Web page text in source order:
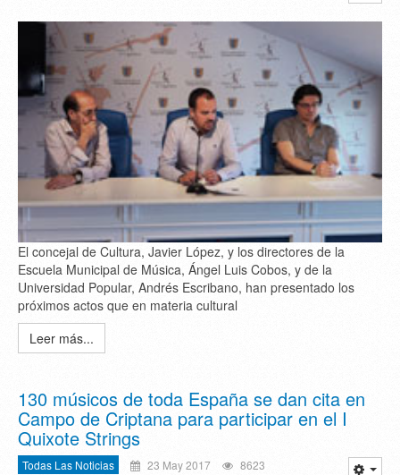
El concejal de Cultura, Javier López, y los directores de la
Escuela Municipal de Música, Ángel Luis Cobos, y de la
Universidad Popular, Andrés Escribano, han presentado los
próximos actos que en materia cultural
Leer más...
130 músicos de toda España se dan cita en
Campo de Criptana para participar en el I
Quixote Strings
Todas Las Noticias 23 May 2017 8623